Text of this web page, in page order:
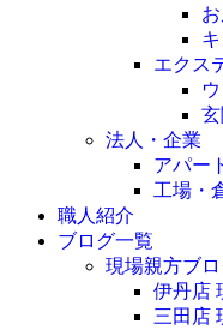
エクス
法人・企業
アパー
工場・
職人紹介
ブログ一覧
現場親方ブ
伊丹店
三田店